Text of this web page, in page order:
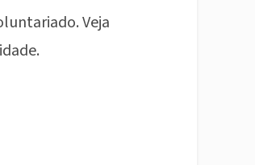
Veja